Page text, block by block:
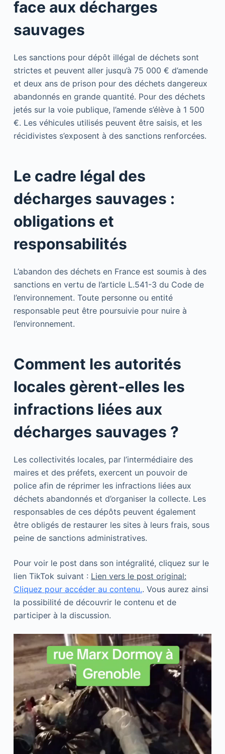
face aux décharges
sauvages
Les sanctions pour dépôt illégal de déchets sont
strictes et peuvent aller jusqu’à 75 000 € d’amende
et deux ans de prison pour des déchets dangereux
abandonnés en grande quantité. Pour des déchets
jetés sur la voie publique, l’amende s’élève à 1 500
€. Les véhicules utilisés peuvent être saisis, et les
récidivistes s’exposent à des sanctions renforcées.
Le cadre légal des
décharges sauvages :
obligations et
responsabilités
L’abandon des déchets en France est soumis à des
sanctions en vertu de l’article L.541-3 du Code de
l’environnement. Toute personne ou entité
responsable peut être poursuivie pour nuire à
l’environnement.
Comment les autorités
locales gèrent-elles les
infractions liées aux
décharges sauvages ?
Les collectivités locales, par l’intermédiaire des
maires et des préfets, exercent un pouvoir de
police afin de réprimer les infractions liées aux
déchets abandonnés et d’organiser la collecte. Les
responsables de ces dépôts peuvent également
être obligés de restaurer les sites à leurs frais, sous
peine de sanctions administratives.
Pour voir le post dans son intégralité, cliquez sur le
lien TikTok suivant : Lien vers le post original:
Cliquez pour accéder au contenu.. Vous aurez ainsi
la possibilité de découvrir le contenu et de
participer à la discussion.